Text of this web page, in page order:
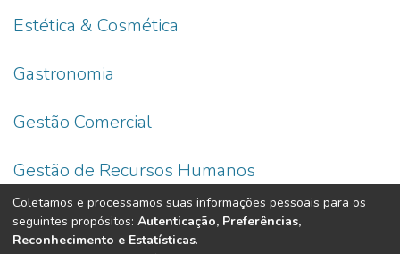
Estética & Cosmética
Gastronomia
Gestão Comercial
Gestão de Recursos Humanos
« 1(current)
2 3 »
Coletamos e processamos suas informações pessoais para os
seguintes propósitos: Autenticação, Preferências,
Reconhecimento e Estatísticas.